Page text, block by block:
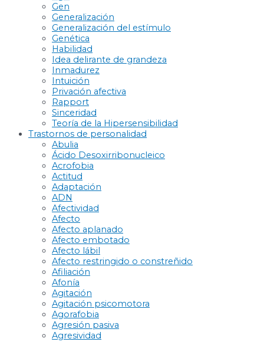
Gen
Generalización
Generalización del estímulo
Genética
Habilidad
Idea delirante de grandeza
Inmadurez
Intuición
Privación afectiva
Rapport
Sinceridad
Teoría de la Hipersensibilidad
Trastornos de personalidad
Abulia
Ácido Desoxirribonucleico
Acrofobia
Actitud
Adaptación
ADN
Afectividad
Afecto
Afecto aplanado
Afecto embotado
Afecto lábil
Afecto restringido o constreñido
Afiliación
Afonía
Agitación
Agitación psicomotora
Agorafobia
Agresión pasiva
Agresividad